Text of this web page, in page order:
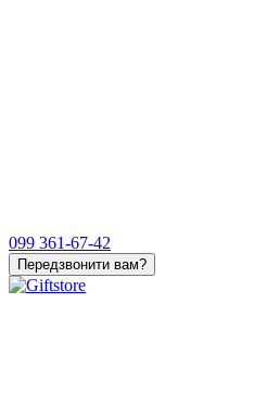
099 361-67-42
Передзвонити вам?